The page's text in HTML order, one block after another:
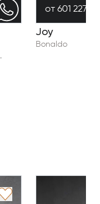
от 601 227 ₸
Joy
Bonaldo